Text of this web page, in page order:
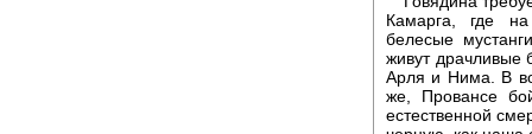
Камарга, где
белесые
живут драчливые
Арля и Нима. В
же, Провансе
естественной